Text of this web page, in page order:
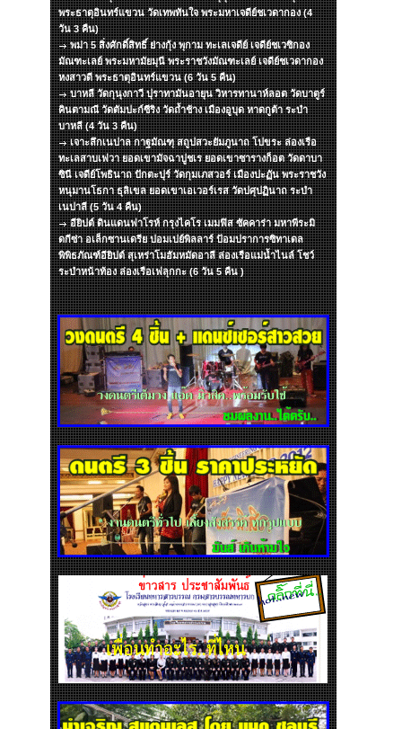
พระธาตุอินทร์แขวน วัดเทพทันใจ พระมหาเจดีย์ชเวดากอง (4
วัน 3 คืน)
พม่า 5 สิ่งศักดิ์สิทธิ์ ย่างกุ้ง พุกาม ทะเลเจดีย์ เจดีย์ชเวซิกอง
มัณฑะเลย์ พระมหามัยมุนี พระราชวังมัณฑะเลย์ เจดีย์ชเวดากอง
หงสาวดี พระธาตุอินทร์แขวน (6 วัน 5 คืน)
บาหลี วัดกุนุงกาวี ปุราทามันอายุน วิหารทานาห์ลอต วัดบาตูร์
คินตามณี วัดตัมปะก์ซีริง วัดถ้ำช้าง เมืองอูบุด หาดกูต้า ระบำ
บาหลี (4 วัน 3 คืน)
เจาะลึกเนปาล กาฐมัณฑุ สถูปสวะยัมภูนาถ โปขระ ล่องเรือ
ทะเลสาบเฟวา ยอดเขามัจฉาปูชเร ยอดเขาซารางก็อต วัดดาบา
ซินี เจดีย์โพธินาถ ปักตะปุร์ วัดกุมเภสวอร์ เมืองปะฏัน พระราชวัง
หนุมานโธกา ธุลิเขล ยอดเขาเอเวอร์เรส วัดปศุปฏินาถ ระบำ
เนปาลี (5 วัน 4 คืน)
อียิปต์ ดินแดนฟาโรห์ กรุงไคโร เมมฟิส ซัคคาร่า มหาพีระมิ
ดกีซ่า อเล็กซานเดรีย ปอมเปย์พิลลาร์ ป้อมปราการซิทาเดล
พิพิธภัณฑ์อียิปต์ สุเหร่าโมฮัมหมัดอาลี ล่องเรือแม่น้ำไนล์ โชว์
ระบำหน้าท้อง ล่องเรือเฟลุกกะ (6 วัน 5 คืน )